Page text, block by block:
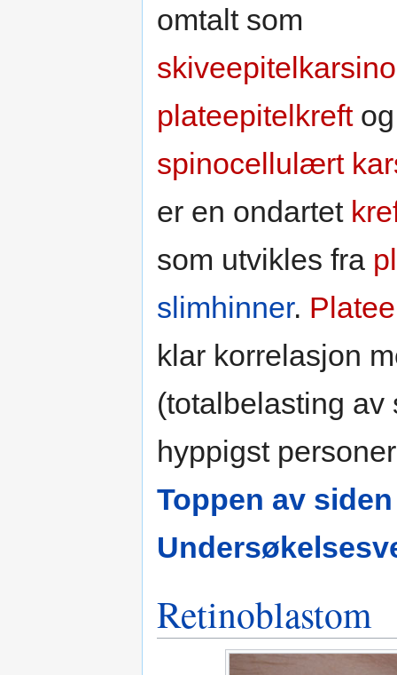
omtalt som
plateepitelkreftog
spinocellulært
er en ondartet
som utvikles fra
slimhinner.
klar korrelasjon
(totalbelasting av
hyppigst
Toppen av siden
Retinoblastom